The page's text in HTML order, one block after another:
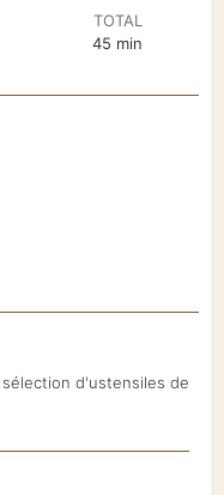
TOTAL
45 minutes
min